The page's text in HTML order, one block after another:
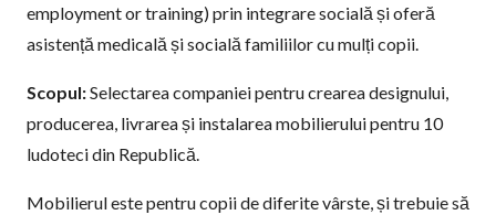
employment or training) prin integrare socială și oferă
asistență medicală și socială familiilor cu mulți copii.
Scopul:Selectarea companiei pentru crearea designului,
producerea, livrarea și instalarea mobilierului pentru 10
ludoteci din Republică.
Mobilierul este pentru copii de diferite vârste, și trebuie să